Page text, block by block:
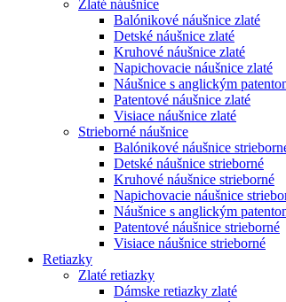
Zlaté náušnice
Balónikové náušnice zlaté
Detské náušnice zlaté
Kruhové náušnice zlaté
Napichovacie náušnice zlaté
Náušnice s anglickým
Patentové náušnice zlaté
Visiace náušnice zlaté
Strieborné náušnice
Balónikové náušnice
Detské náušnice strieborné
Kruhové náušnice strieborné
Napichovacie náušnice
Náušnice s anglickým
Patentové náušnice strieborné
Visiace náušnice strieborné
Retiazky
Zlaté retiazky
Dámske retiazky zlaté